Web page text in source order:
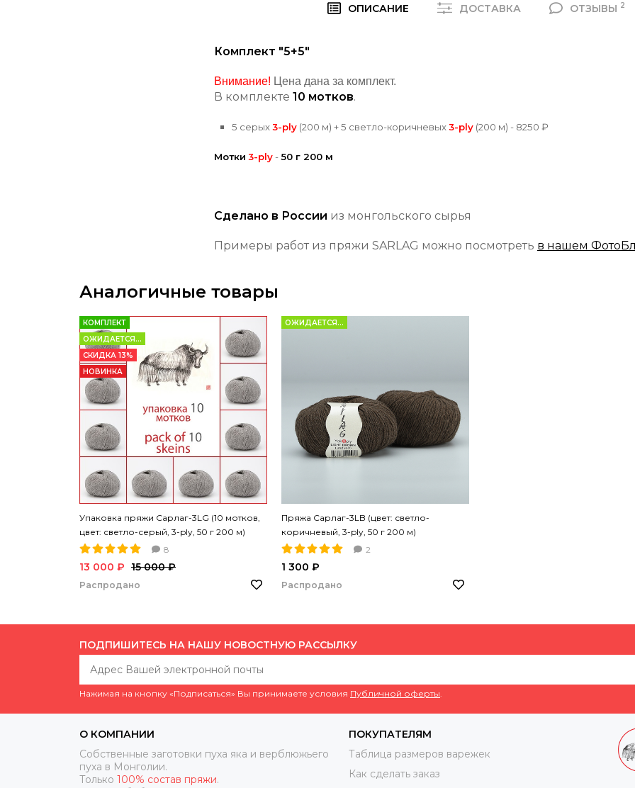
ОПИСАНИЕ ДОСТАВКА ОТЗЫВЫ 2
Комплект "5+5"
Внимание! Цена дана за комплект.
В комплекте 10 мотков.
5 серых3-ply (200 м) + 5 светло-коричневых3-ply (200 м) - 8250 ₽
Мотки 3-ply-50 г 200 м
Сделано в России из монгольского сырья
Примеры работ из пряжи SARLAG можно посмотреть в нашем
Аналогичные товары
КОМПЛЕКТ
ОЖИДАЕТСЯ...
СКИДКА 13%
НОВИНКА
Упаковка пряжи Сарлаг-3LG (10 мотков,
цвет: светло-серый, 3-ply, 50 г 200 м)
8
13 000 ₽ 15 000 ₽
Распродано
ОЖИДАЕТСЯ...
Пряжа Сарлаг-3LB (цвет: светло-
коричневый, 3-ply, 50 г 200 м)
2
1 300 ₽
Распродано
ПОДПИШИТЕСЬ НА НАШУ НОВОСТНУЮ РАССЫЛКУ
Нажимая на кнопку «Подписаться» Вы принимаете условия Публичной оферты
О КОМПАНИИ
Собственные заготовки пуха яка и верблюжьего
пуха в Монголии.
Только 100% состав пряжи.
ПОКУПАТЕЛЯМ
Таблица размеров варежек
Как сделать заказ